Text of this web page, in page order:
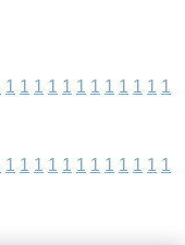
1 1 1 1 1 1 1 1 1 1 1 1
1 1 1 1 1 1 1 1 1 1 1 1